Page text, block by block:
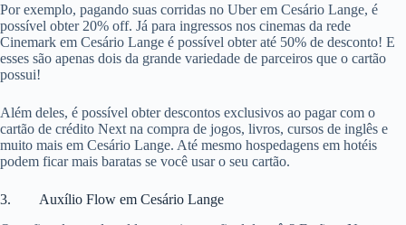
Por exemplo, pagando suas corridas no Uber em Cesário Lange, é
possível obter 20% off. Já para ingressos nos cinemas da rede
Cinemark em Cesário Lange é possível obter até 50% de desconto! E
esses são apenas dois da grande variedade de parceiros que o cartão
possui!
Além deles, é possível obter descontos exclusivos ao pagar com o
cartão de crédito Next na compra de jogos, livros, cursos de inglês e
muito mais em Cesário Lange. Até mesmo hospedagens em hotéis
podem ficar mais baratas se você usar o seu cartão.
3. Auxílio Flow em Cesário Lange